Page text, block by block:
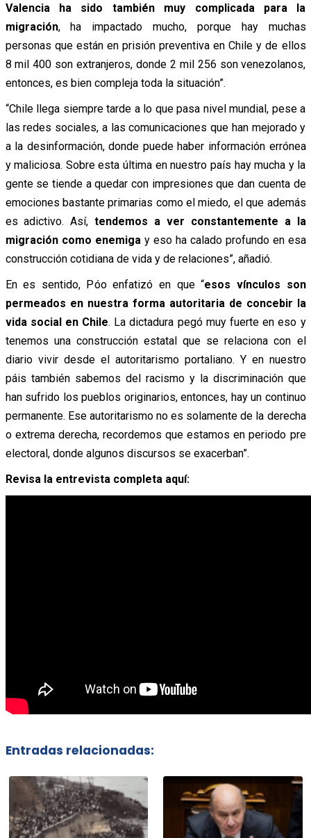
Valencia ha sido también muy complicada para la
migración, ha impactado mucho, porque hay muchas
personas que están en prisión preventiva en Chile y de ellos
8 mil 400 son extranjeros, donde 2 mil 256 son venezolanos,
entonces, es bien compleja toda la situación”.
“Chile llega siempre tarde a lo que pasa nivel mundial, pese a
las redes sociales, a las comunicaciones que han mejorado y
a la desinformación, donde puede haber información errónea
y maliciosa. Sobre esta última en nuestro país hay mucha y la
gente se tiende a quedar con impresiones que dan cuenta de
emociones bastante primarias como el miedo, el que además
es adictivo. Así,tendemos a ver constantemente a la
migración como enemiga y eso ha calado profundo en esa
construcción cotidiana de vida y de relaciones”, añadió.
En es sentido, Póo enfatizó en que “esos vínculos son
permeados en nuestra forma autoritaria de concebir la
vida social en Chile. La dictadura pegó muy fuerte en eso y
tenemos una construcción estatal que se relaciona con el
diario vivir desde el autoritarismo portaliano. Y en nuestro
páis también sabemos del racismo y la discriminación que
han sufrido los pueblos originarios, entonces, hay un continuo
permanente. Ese autoritarismo no es solamente de la derecha
o extrema derecha, recordemos que estamos en periodo pre
electoral, donde algunos discursos se exacerban”.
Revisa la entrevista completa aquí:
Entradas relacionadas: